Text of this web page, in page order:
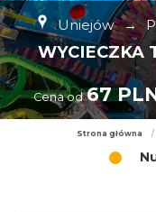
Uniejów →
WYCIECZKA
Cena od 67
Strona główna /